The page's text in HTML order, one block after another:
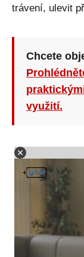
trávení, ulevit
Chcete
využití.